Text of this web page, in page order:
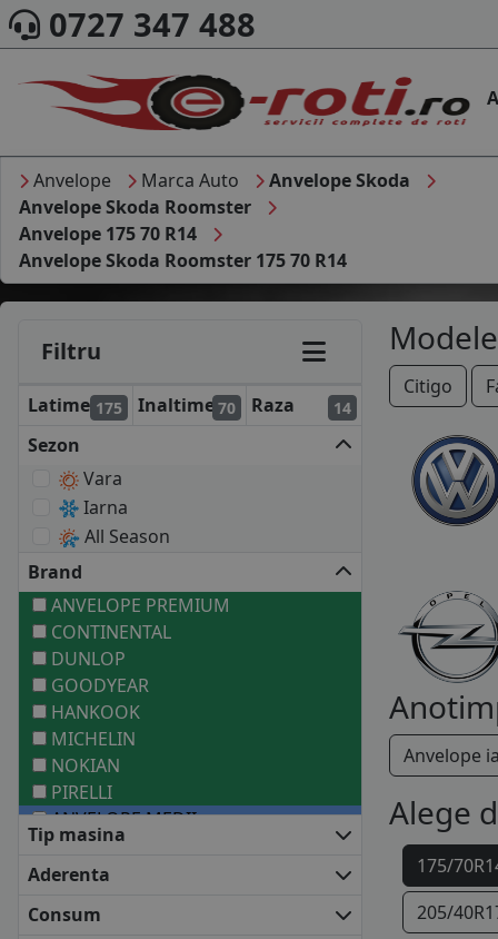
0727 347 488
Anvelope Marca Auto
Anvelope Skoda
Anvelope Skoda Roomster
Anvelope 175 70 R14
Anvelope Skoda Roomster 175 70 R14
Filtru
Latime 175 Inaltime 70 Raza 14
Sezon
Vara
Iarna
All Season
Brand
ANVELOPE PREMIUM
CONTINENTAL
DUNLOP
GOODYEAR
HANKOOK
MICHELIN
NOKIAN
PIRELLI
ANVELOPE MEDII
BARUM
BF GOODRICH
DEBICA
Tip masina
Aderenta
Consum
Citigo
Anvelope
Alege
175/
205/